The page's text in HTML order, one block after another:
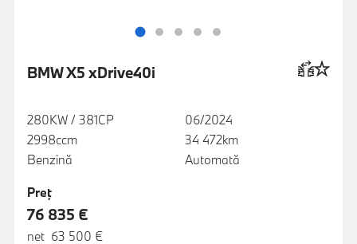
BMW X5 xDrive40i
280KW / 381CP
2998ccm
Benzină
06/2024
34 472km
Automată
Preţ
76 835 €
net 63 500 €